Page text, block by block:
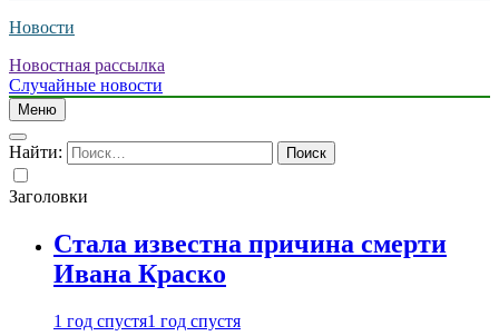
Новости
Новостная рассылка
Случайные новости
Меню
Найти:
Заголовки
Стала известна причина смерти
Ивана Краско
1 год спустя1 год спустя